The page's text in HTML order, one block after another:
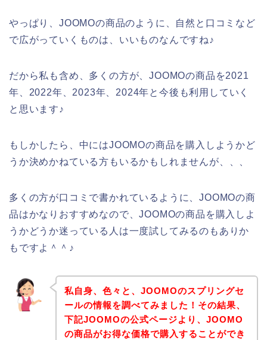
やっぱり、JOOMOの商品のように、自然と口コミなど
で広がっていくものは、いいものなんですね♪
だから私も含め、多くの方が、JOOMOの商品を2021
年、2022年、2023年、2024年と今後も利用していく
と思います♪
もしかしたら、中にはJOOMOの商品を購入しようかど
うか決めかねている方もいるかもしれませんが、、、
多くの方が口コミで書かれているように、JOOMOの商
品はかなりおすすめなので、JOOMOの商品を購入しよ
うかどうか迷っている人は一度試してみるのもありか
もですよ＾＾♪
私自身、色々と、JOOMOのスプリングセ
ールの情報を調べてみました！その結果、
下記JOOMOの公式ページより、JOOMO
の商品がお得な価格で購入することができ